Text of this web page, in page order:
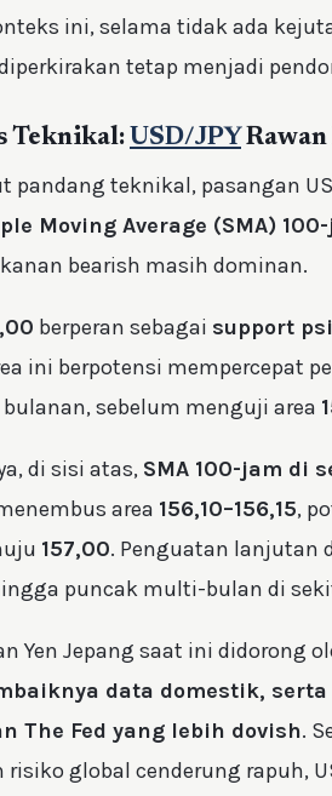
ini, selama tidak ada
tetap menjadi
Teknikal: USD/JPY
pandang teknikal, pasangan
Moving Average (SMA)
bearish masih dominan.
berperan sebagai support
ini berpotensi mempercepat
sebelum menguji area
di sisi atas, SMA 100-jam di
area 156,10–156,15,
157,00. Penguatan lanjutan
puncak multi-bulan di
Yen Jepang saat ini didorong
data domestik,
The Fed yang lebih dovish.
global cenderung rapuh,